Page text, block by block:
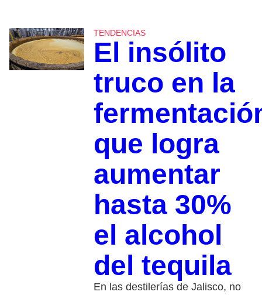
TENDENCIAS
El insólito
truco en la
que logra
aumentar
hasta 30%
el alcohol
del tequila
En las destilerías de Jalisco, no